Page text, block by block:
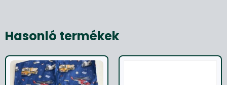
Hasonló termékek